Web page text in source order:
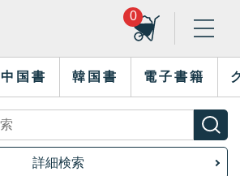
0
中国書 韓国書 電子書籍
詳細検索